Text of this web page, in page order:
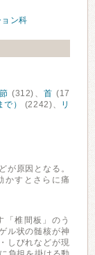
ン科
(312)、首 (17
） (2242)、
リ
が原因となる。
かすとさらに痛
椎間板」のう
ル状の髄核が神
しびれなどが現